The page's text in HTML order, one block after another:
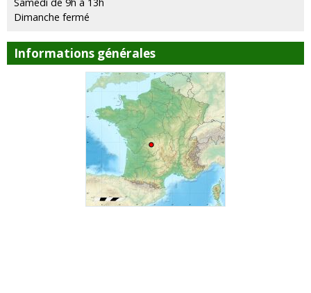
Samedi de 9h à 13h
Dimanche fermé
Informations générales